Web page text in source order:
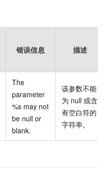
错误信息 描述
The
parameter
%s may not
be null or
blank.
该参数不能
为 null 或含
有空白符的
字符串。